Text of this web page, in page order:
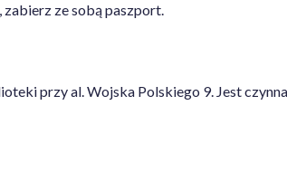
zabierz ze sobą paszport.
przy al. Wojska Polskiego 9. Jest